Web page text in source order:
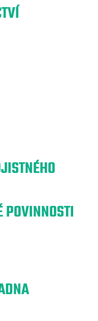
POVINNOSTI